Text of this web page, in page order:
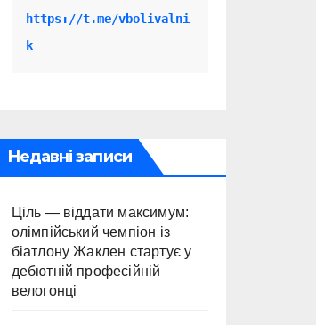
https://t.me/vbolivalni
k
Недавні записи
Ціль — віддати максимум:
олімпійський чемпіон із
біатлону Жаклен стартує у
дебютній професійній
велогонці